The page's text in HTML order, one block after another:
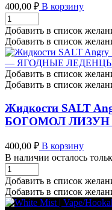
400,00 ₽ В корзину
Жидкости
SALT
Angry
Vape
(STRONG)
30ml
20mg
КОСАТКА
РОГАТКА
-
МЯТНАЯ
количество
Добавить в список
Добавить в список
Добавить в список
Добавить в список
Жидкости SALT
БОГОМОЛ
400,00 ₽ В корзину
В наличии осталось
Жидкости
SALT
Angry
Vape
Добавить в список
Добавить в список